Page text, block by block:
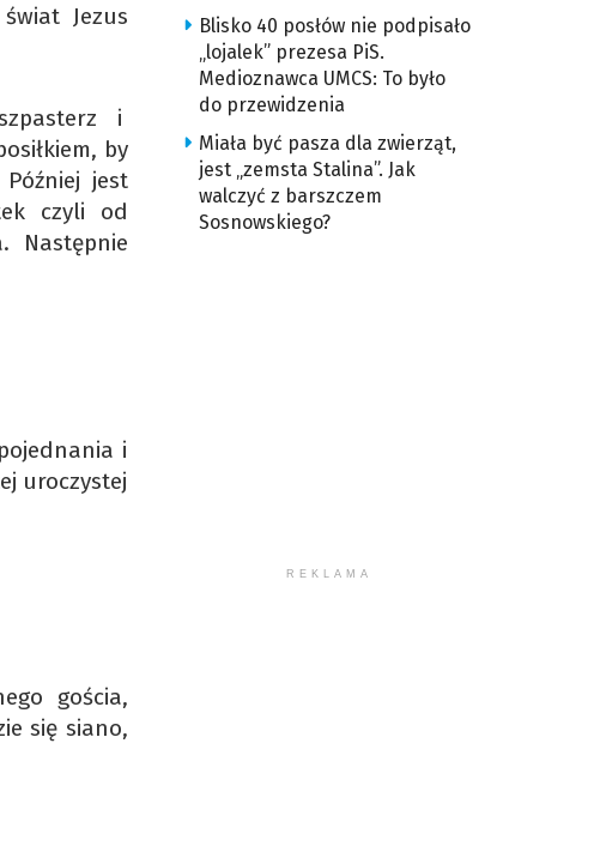
Jezus
i
by
jest
czyli od
Następnie
i
uroczystej
gościa,
się siano,
Blisko 40 posłów nie podpisało
„lojalek” prezesa PiS.
Medioznawca UMCS: To było
do przewidzenia
Miała być pasza dla zwierząt,
jest „zemsta Stalina”. Jak
walczyć z barszczem
Sosnowskiego?
REKLAMA